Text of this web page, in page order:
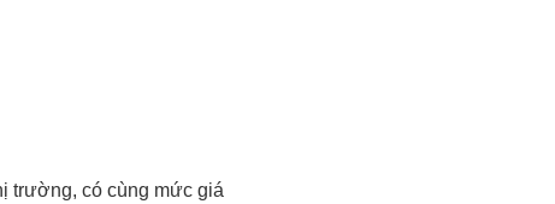
trường, có cùng mức giá